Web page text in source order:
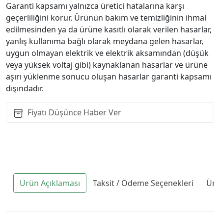
Garanti kapsamı yalnızca üretici hatalarına karşı
geçerliliğini korur. Ürünün bakım ve temizliğinin ihmal
edilmesinden ya da ürüne kasıtlı olarak verilen hasarlar,
yanlış kullanıma bağlı olarak meydana gelen hasarlar,
uygun olmayan elektrik ve elektrik aksamından (düşük
veya yüksek voltaj gibi) kaynaklanan hasarlar ve ürüne
aşırı yüklenme sonucu oluşan hasarlar garanti kapsamı
dışındadır.
Fiyatı Düşünce Haber Ver
Ürün Açıklaması Taksit / Ödeme Seçenekleri